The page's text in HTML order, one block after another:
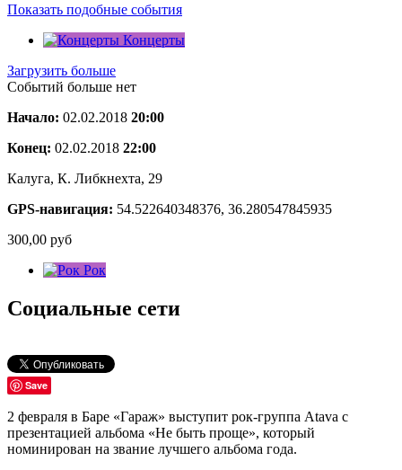
Показать подобные события
Концерты
Загрузить больше
Событий больше нет
Начало: 02.02.2018 20:00
Конец: 02.02.2018 22:00
Калуга, К. Либкнехта, 29
GPS-навигация: 54.522640348376, 36.280547845935
300,00 руб
Рок
Социальные сети
Save
2 февраля в Баре «Гараж» выступит рок-группа Аtava с
презентацией альбома «Не быть проще», который
номинирован на звание лучшего альбома года.